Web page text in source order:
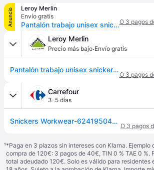
Anuncio
Leroy Merlin
Envío gratis
Pantalón trabajo unisex snickers allroundwork - azul marino - talla 54 extra largaO 3 pagos
Leroy Merlin
Precio más bajo·Envío gratis
Pantalón trabajo unisex snickers allroundwork - azul marino - talla 54 extra larga
O 3 pagos
Carrefour
3-5 días
Snickers Workwear-62419504196-pantalón Elástico Allroundwork Con Bolsillos Flotantes Azul Marino-negro Talla 196
O 3 pagos
¹*Paga en 3 plazos sin intereses con Klarna. Ejemplo
compra de 120€: 3 pagos de 40€, TIN 0 % TAE 0 %.
total adeudado 120€. Solo es válido para residentes